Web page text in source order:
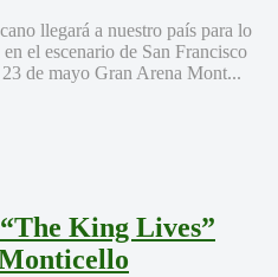
llegará a nuestro país para lo
el escenario de San Francisco
de mayo Gran Arena Mont...
King Lives”